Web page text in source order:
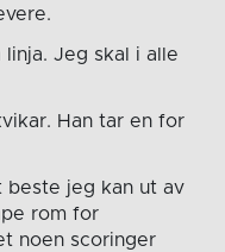
Jeg skal i alle
Han tar en for
jeg kan ut av
rom for
noen scoringer